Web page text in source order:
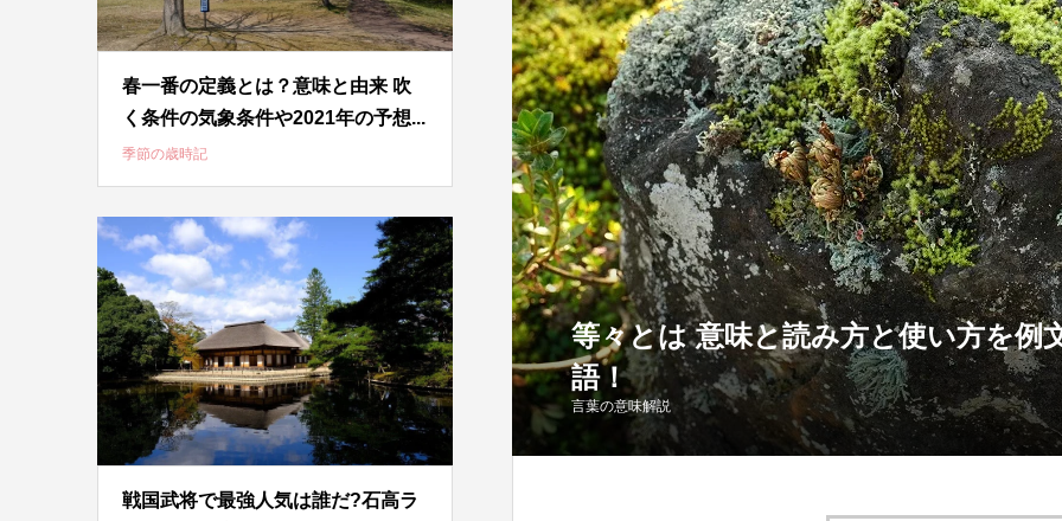
等々とは 意味と読み方と使い方を例
語！
言葉の意味解説
春一番の定義とは？意味と由来 吹
く条件の気象条件や2021年の予想...
季節の歳時記
戦国武将で最強人気は誰だ?石高ラ